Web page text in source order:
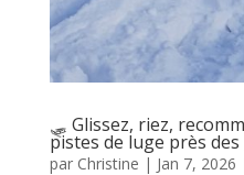
🛷 Glissez, riez,
pistes de luge près
par Christine | Jan 7, 2026